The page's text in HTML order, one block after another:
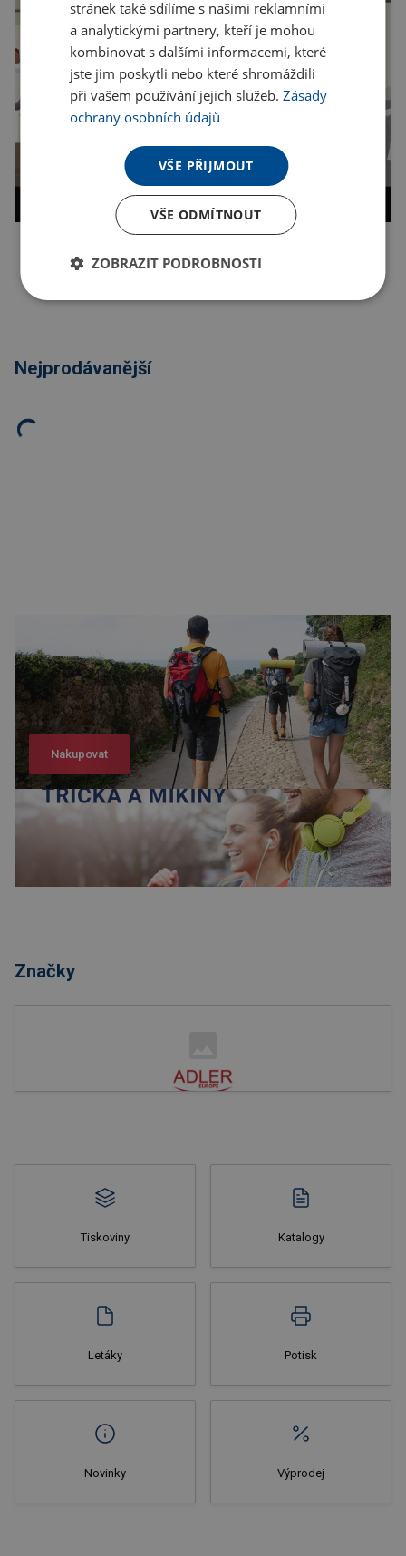
Kopírovat odkaz
Nejprodávanější
Nakupovat
Značky
Tiskoviny Katalogy
Letáky Potisk
Novinky Výprodej
stránek také sdílíme s našimi reklamními
a analytickými partnery, kteří je mohou
kombinovat s dalšími informacemi, které
jste jim poskytli nebo které shromáždili
při vašem používání jejich služeb.Zásady
ochrany osobních údajů
VŠE PŘIJMOUT
VŠE ODMÍTNOUT
ZOBRAZIT PODROBNOSTI